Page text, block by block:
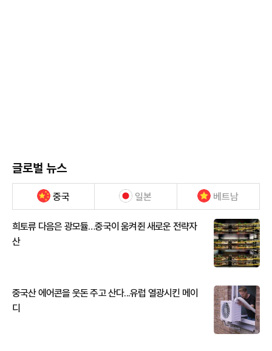
글로벌 뉴스
중국 일본 베트남
희토류 다음은 광모듈…중국이 움켜쥔 새로운 전략자
산
중국산 에어콘을 웃돈 주고 산다...유럽 열광시킨 메이
디